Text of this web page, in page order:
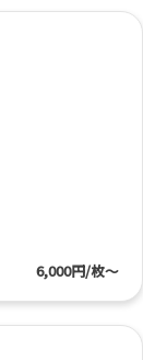
6,000円/枚～